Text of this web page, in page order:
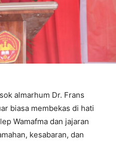
almarhum Dr. Frans
biasa membekas di hati
Wamafma dan jajaran
kesabaran, dan